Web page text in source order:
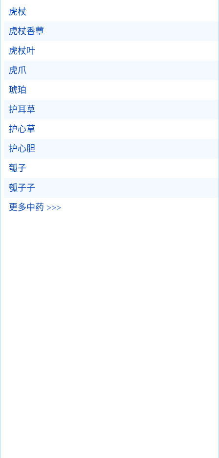
虎杖
虎杖香蕈
虎杖叶
虎爪
琥珀
护耳草
护心草
护心胆
瓠子
瓠子子
更多中药 >>>